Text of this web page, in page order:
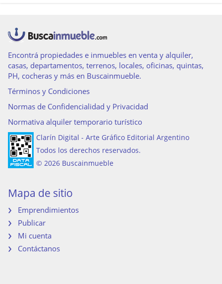
Encontrá propiedades e inmuebles en venta y alquiler,
casas, departamentos, terrenos, locales, oficinas, quintas,
PH, cocheras y más en Buscainmueble.
Términos y Condiciones
Normas de Confidencialidad y Privacidad
Normativa alquiler temporario turístico
Clarín Digital - Arte Gráfico Editorial Argentino
Todos los derechos reservados.
© 2026 Buscainmueble
Mapa de sitio
Emprendimientos
Publicar
Mi cuenta
Contáctanos